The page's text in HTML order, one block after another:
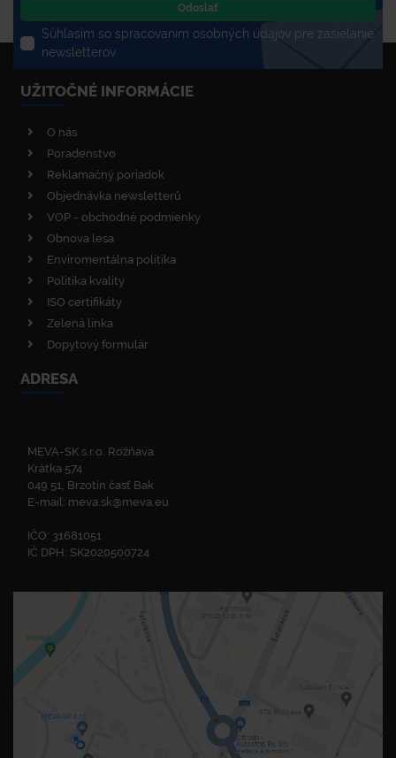
Odoslať
Súhlasím so spracovaním osobných údajov pre zasielanie
newsletterov
UŽITOČNÉ INFORMÁCIE
O nás
Poradenstvo
Reklamačný poriadok
Objednávka newsletterů
VOP - obchodné podmienky
Obnova lesa
Enviromentálna politika
Politika kvality
ISO certifikáty
Zelená linka
Dopytový formulár
ADRESA
MEVA-SK s.r.o. Rožňava
Krátka 574
049 51, Brzotín časť Bak
E-mail: meva.sk@meva.eu
IČO: 31681051
IČ DPH: SK2020500724